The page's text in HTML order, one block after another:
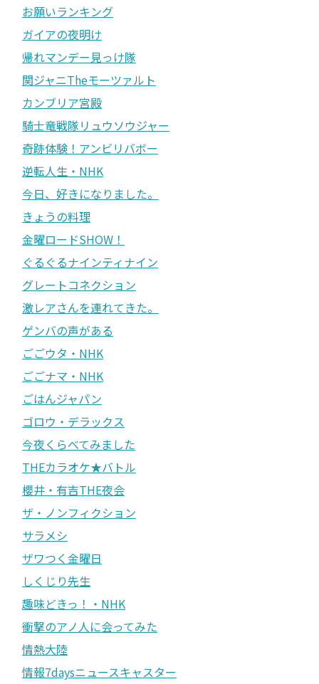
お願いランキング
ガイアの夜明け
帰れマンデー見っけ隊
関ジャニTheモーツァルト
カンブリア宮殿
騎士竜戦隊リュウソウジャー
奇跡体験！アンビリバボー
逆転人生・NHK
今日、好きになりました。
きょうの料理
金曜ロードSHOW！
ぐるぐるナインティナイン
グレートコネクション
激レアさんを連れてきた。
ゲンバの声がある
ごごウタ・NHK
ごごナマ・NHK
ごはんジャパン
ゴロウ・デラックス
今夜くらべてみました
THEカラオケ★バトル
櫻井・有吉THE夜会
ザ・ノンフィクション
サラメシ
ザワつく金曜日
しくじり先生
趣味どきっ！・NHK
衝撃のアノ人に会ってみた
情熱大陸
情報7daysニュースキャスター